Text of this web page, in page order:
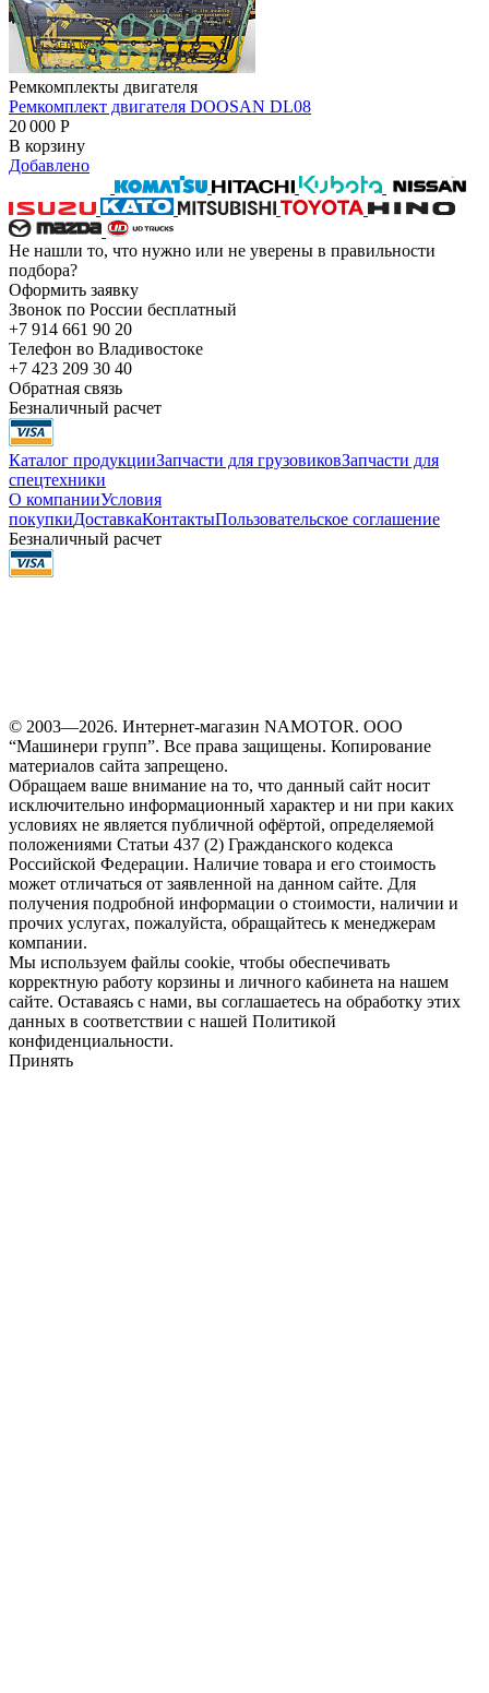
Ремкомплекты двигателя
Ремкомплект двигателя DOOSAN DL08
20 000 Р
В корзину
Добавлено
Не нашли то, что нужно или не уверены в правильности
подбора?
Оформить заявку
Звонок по России бесплатный
+7 914 661 90 20
Телефон во Владивостоке
+7 423 209 30 40
Обратная связь
Безналичный расчет
Каталог продукцииЗапчасти для грузовиковЗапчасти для
спецтехники
О компанииУсловия
покупкиДоставкаКонтактыПользовательское соглашение
Безналичный расчет
© 2003—2026. Интернет-магазин NAMOTOR. ООО
“Машинери групп”. Все права защищены. Копирование
материалов сайта запрещено.
Обращаем ваше внимание на то, что данный сайт носит
исключительно информационный характер и ни при каких
условиях не является публичной офёртой, определяемой
положениями Статьи 437 (2) Гражданского кодекса
Российской Федерации. Наличие товара и его стоимость
может отличаться от заявленной на данном сайте. Для
получения подробной информации о стоимости, наличии и
прочих услугах, пожалуйста, обращайтесь к менеджерам
компании.
Мы используем файлы cookie, чтобы обеспечивать
корректную работу корзины и личного кабинета на нашем
сайте. Оставаясь с нами, вы соглашаетесь на обработку этих
данных в соответствии с нашей Политикой
конфиденциальности.
Принять